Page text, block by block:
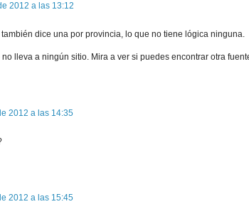
2012 a las 13:12
dice una por provincia, lo que no tiene lógica ninguna.
lleva a ningún sitio. Mira a ver si puedes encontrar otra
2012 a las 14:35
2012 a las 15:45